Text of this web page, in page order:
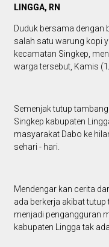
LINGGA, RN
Duduk bersama dengan
salah satu warung kopi
kecamatan Singkep,
warga tersebut, Kamis
Semenjak tutup
Singkep kabupaten
masyarakat Dabo ke
sehari - hari.
Mendengar kan cerita
ada berkerja akibat
menjadi pengangguran
kabupaten Lingga tak